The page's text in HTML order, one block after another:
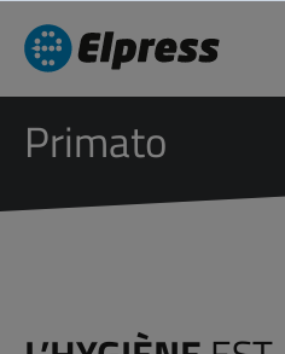
Primato